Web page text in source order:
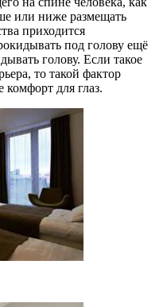
или ниже размещать
приходится
под голову ещё
голову. Если такое
то такой фактор
для глаз.